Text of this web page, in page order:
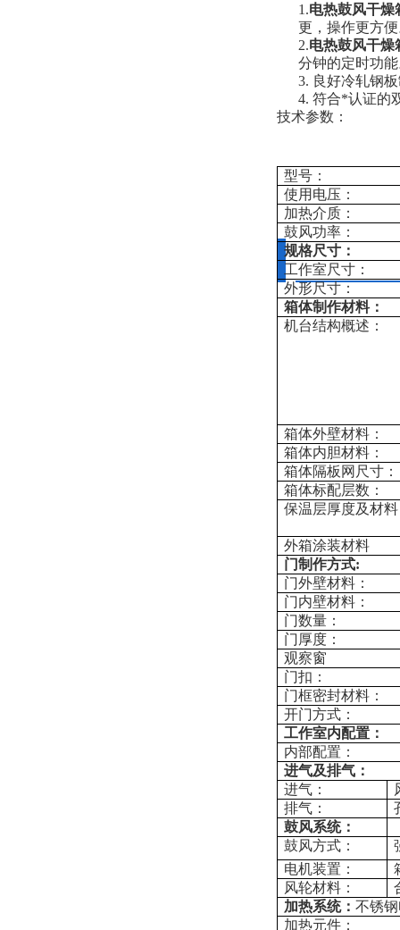
1.电热鼓风干燥
更，操作更方
2.电热鼓风干燥
分钟的定时功
3. 良好冷轧钢
4. 符合*认证的
技术参数：
型号：
使用电压：
加热介质：
鼓风功率：
规格尺寸：
工作室尺寸：
外形尺寸：
箱体制作材料：
机台结构概述：
箱体外壁材料：
箱体内胆材料：
箱体隔板网尺寸：
箱体标配层数：
保温层厚度及材
外箱涂装材料
门制作方式:
门外壁材料：
门内壁材料：
门数量：
门厚度：
观察窗
门扣：
门框密封材料：
开门方式：
工作室内配置：
内部配置：
进气及排气：
进气：
排气：
鼓风系统：
鼓风方式：
电机装置：
风轮材料：
加热系统： 不锈
加热元件：